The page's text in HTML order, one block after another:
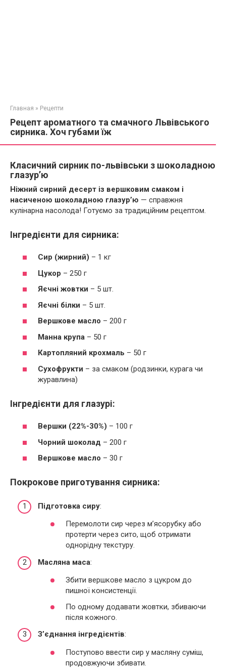
Главная » Рецепти
Рецепт ароматного та смачного Львівського
сирника. Хоч губами їж
Класичний сирник по-львівськи з шоколадною
глазур’ю
Ніжний сирний десерт із вершковим смаком і
насиченою шоколадною глазур’ю — справжня
кулінарна насолода! Готуємо за традиційним рецептом.
Інгредієнти для сирника:
Сир (жирний) – 1 кг
Цукор – 250 г
Яєчні жовтки – 5 шт.
Яєчні білки – 5 шт.
Вершкове масло – 200 г
Манна крупа – 50 г
Картопляний крохмаль – 50 г
Сухофрукти – за смаком (родзинки, курага чи
журавлина)
Інгредієнти для глазурі:
Вершки (22%-30%) – 100 г
Чорний шоколад – 200 г
Вершкове масло – 30 г
Покрокове приготування сирника:
Підготовка сиру:
Перемолоти сир через м’ясорубку або
протерти через сито, щоб отримати
однорідну текстуру.
Масляна маса:
Збити вершкове масло з цукром до
пишної консистенції.
По одному додавати жовтки, збиваючи
після кожного.
З’єднання інгредієнтів:
Поступово ввести сир у масляну суміш,
продовжуючи збивати.